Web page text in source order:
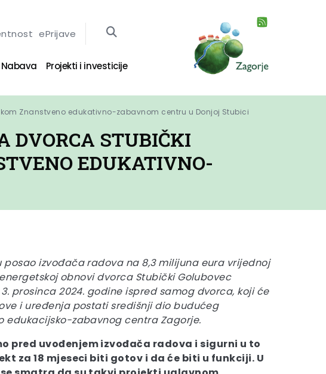
ePrijave
Nabava Projekti i investicije
Znanstveno edukativno-zabavnom centru u Donjoj Stubici
DVORCA STUBIČKI
EDUKATIVNO-
posao izvođača radova na 8,3 milijuna eura vrijednoj
obnovi dvorca Stubički Golubovec
prosinca 2024. godine ispred samog dvorca, koji će
i uređenja postati središnji dio budućeg
edukacijsko-zabavnog centra Zagorje.
pred uvođenjem izvođača radova i sigurni u to
za 18 mjeseci biti gotov i da će biti u funkciji. U